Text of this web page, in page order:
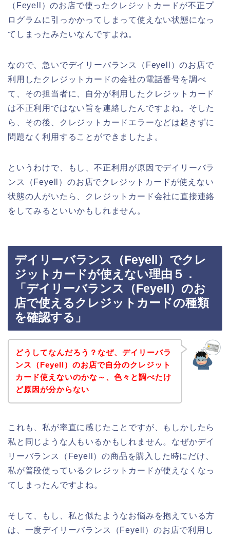
（Feyell）のお店で使ったクレジットカードが不正プ
ログラムに引っかかってしまって使えない状態になっ
てしまったみたいなんですよね。
なので、急いでデイリーバランス（Feyell）のお店で
利用したクレジットカードの会社の電話番号を調べ
て、その担当者に、自分が利用したクレジットカード
は不正利用ではない旨を連絡したんですよね。そした
ら、その後、クレジットカードエラーなどは起きずに
問題なく利用することができましたよ。
というわけで、もし、不正利用が原因でデイリーバラ
ンス（Feyell）のお店でクレジットカードが使えない
状態の人がいたら、クレジットカード会社に直接連絡
をしてみるといいかもしれません。
デイリーバランス（Feyell）でクレ
ジットカードが使えない理由５．
「デイリーバランス（Feyell）のお
店で使えるクレジットカードの種類
を確認する」
どうしてなんだろう？なぜ、デイリーバラ
ンス（Feyell）のお店で自分のクレジット
カード使えないのかな～、色々と調べたけ
ど原因が分からない
これも、私が率直に感じたことですが、もしかしたら
私と同じような人もいるかもしれません。なぜかデイ
リーバランス（Feyell）の商品を購入した時にだけ、
私が普段使っているクレジットカードが使えなくなっ
てしまったんですよね。
そして、もし、私と似たようなお悩みを抱えている方
は、一度デイリーバランス（Feyell）のお店で利用し